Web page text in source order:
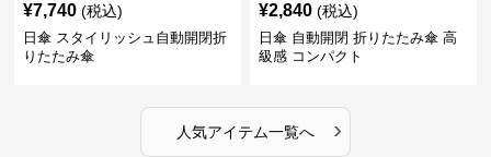
¥7,740 (税込)
日傘 スタイリッシュ自動開閉折
りたたみ傘
¥2,840 (税込)
日傘 自動開閉 折りたたみ傘 高
級感 コンパクト
人気アイテム一覧へ ›